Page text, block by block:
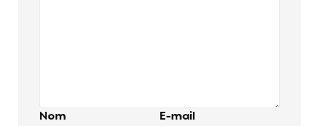
Nom E-mail